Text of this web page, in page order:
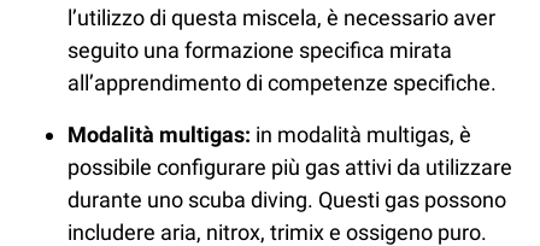
l’utilizzo di questa miscela, è necessario aver
seguito una formazione specifica mirata
all’apprendimento di competenze specifiche.
Modalità multigas: in modalità multigas, è
possibile configurare più gas attivi da utilizzare
durante uno scuba diving. Questi gas possono
includere aria, nitrox, trimix e ossigeno puro.